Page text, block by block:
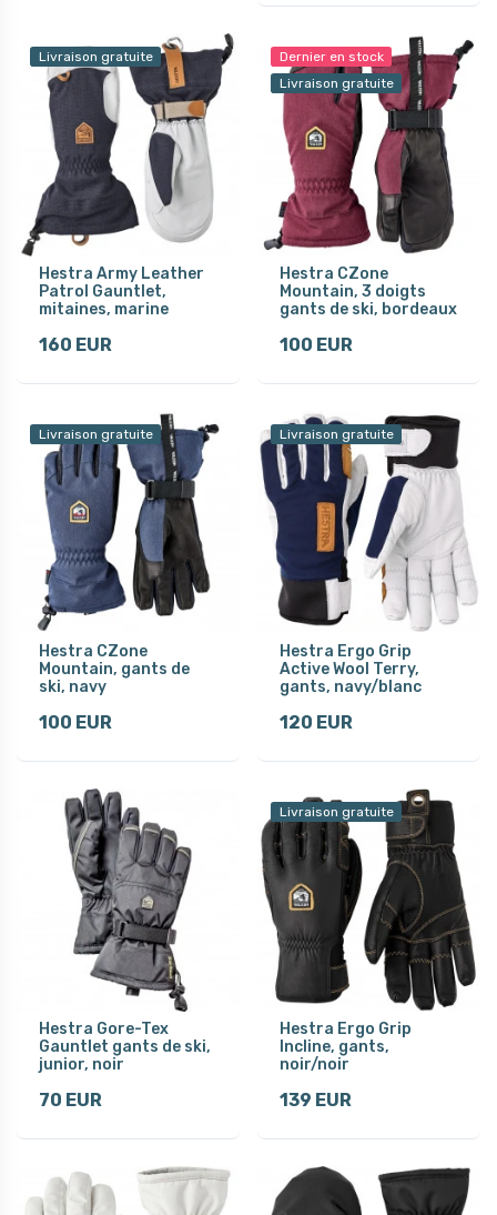
Livraison gratuite
Hestra Army Leather
Patrol Gauntlet,
mitaines, marine
160 EUR
Dernier en stock
Livraison gratuite
Hestra CZone
Mountain, 3 doigts
gants de ski, bordeaux
100 EUR
Livraison gratuite
Hestra CZone
Mountain, gants de
ski, navy
100 EUR
Livraison gratuite
Hestra Ergo Grip
Active Wool Terry,
gants, navy/blanc
120 EUR
Hestra Gore-Tex
Gauntlet gants de ski,
junior, noir
70 EUR
Livraison gratuite
Hestra Ergo Grip
Incline, gants,
noir/noir
139 EUR